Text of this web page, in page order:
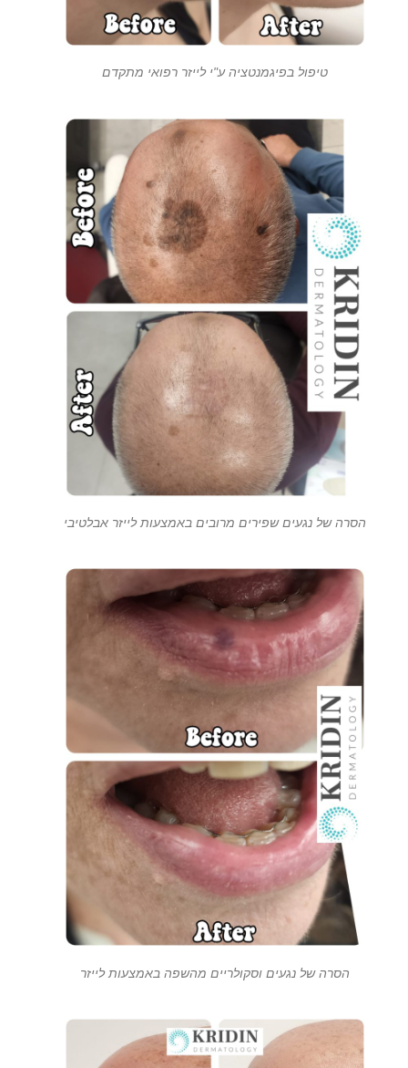
טיפול בפיגמנטציה ע"י לייזר רפואי מתקדם
הסרה של נגעים שפירים מרובים באמצעות לייזר אבלטיבי
הסרה של נגעים וסקולריים מהשפה באמצעות לייזר